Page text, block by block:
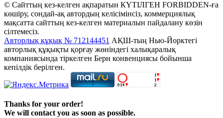
© Сайттың кез-келген ақпаратын КҮТІЛГЕН FORBIDDEN-ға
көшіру, сондай-ақ автордың келісімінсіз, коммерциялық
мақсатта сайттың кез-келген материалын пайдалану көзін
сілтемесіз.
Авторлық құқық № 712144451 АҚШ-тың Нью-Йорктегі
авторлық құқықты қорғау жөніндегі халықаралық
компаниясында тіркелген Берн конвенциясы бойынша
кепілдік берілген.
Thanks for your order!
We will contact you as soon as possible.